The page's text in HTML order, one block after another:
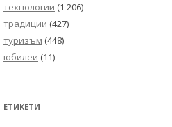
технологии (1 206)
традиции (427)
туризъм (448)
юбилеи (11)
ЕТИКЕТИ